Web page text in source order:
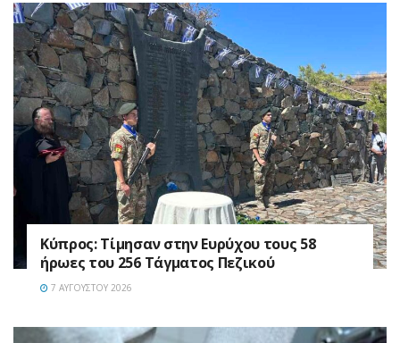
Κύπρος: Τίμησαν στην Ευρύχου τους 58
ήρωες του 256 Τάγματος Πεζικού
7 ΑΥΓΟΎΣΤΟΥ 2026